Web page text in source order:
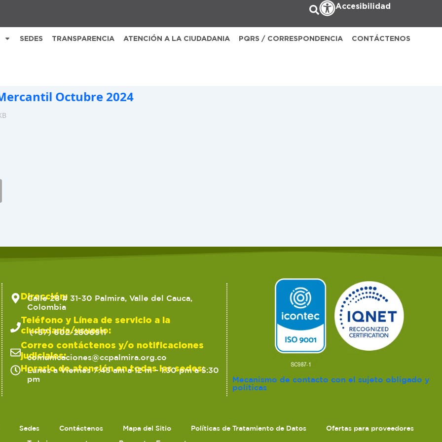
Accesibilidad
SEDES TRANSPARENCIA ATENCIÓN A LA CIUDADANIA PQRS / CORRESPONDENCIA CONTÁCTENOS
Octubre 2024
Dirección:
Calle 28 # 31-30 Palmira, Valle del Cauca,
Colombia
Teléfono y Línea de servicio a la
ciudadanía/usuario:
(+57) 602-2806911
Correo contáctenos y/o notificaciones
judiciales:
comunicaciones@ccpalmira.org.co
Horario de atención en todas las sedes:
Lunes a Viernes 7:45 am a 12 m – 1:30 pm a 5:30
pm
Mecanismo de contacto con el sujeto obligado y
políticas
Sedes Contáctenos Mapa del Sitio Políticas de Tratamiento de Datos
Ofertas para proveedores